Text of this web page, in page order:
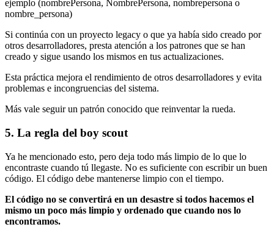
ejemplo (nombrePersona, NombrePersona, nombrepersona o
nombre_persona)
Si continúa con un proyecto legacy o que ya había sido creado por
otros desarrolladores, presta atención a los patrones que se han
creado y sigue usando los mismos en tus actualizaciones.
Esta práctica mejora el rendimiento de otros desarrolladores y evita
problemas e incongruencias del sistema.
Más vale seguir un patrón conocido que reinventar la rueda.
5. La regla del boy scout
Ya he mencionado esto, pero deja todo más limpio de lo que lo
encontraste cuando tú llegaste. No es suficiente con escribir un buen
código. El código debe mantenerse limpio con el tiempo.
El código no se convertirá en un desastre si todos hacemos el
mismo un poco más limpio y ordenado que cuando nos lo
encontramos.